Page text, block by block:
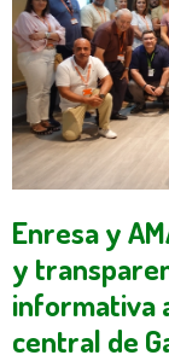
Enresa y
y
informativa
central de